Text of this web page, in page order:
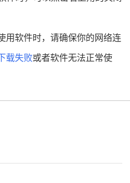
用软件时，请确保你的网络连
载失败或者软件无法正常使